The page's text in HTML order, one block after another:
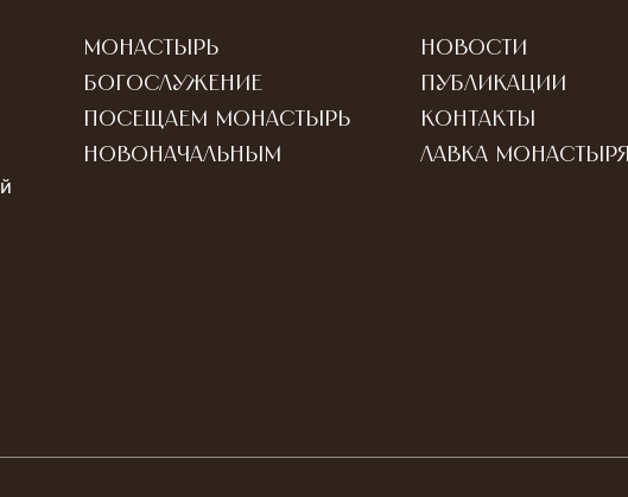
Монастырь
Богослужение
Посещаем монастырь
Новоначальным
Новости
Публикации
Контакты
Лавка монастыря